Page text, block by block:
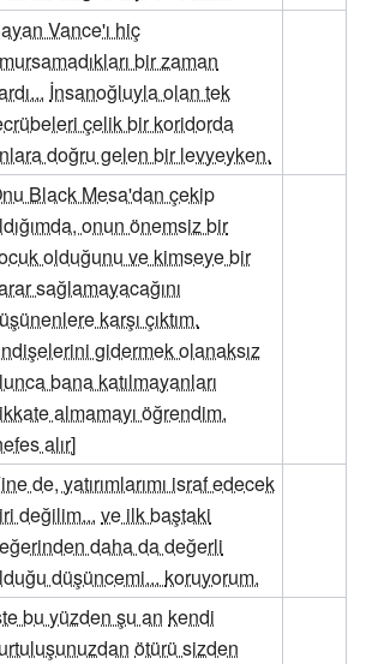
Vance'ı hiç
bir zaman
İnsanoğluyla olan tek
çelik bir koridorda
doğru gelen bir levyeyken.
Black Mesa'dan çekip
onun önemsiz bir
olduğunu ve kimseye bir
sağlamayacağını
karşı çıktım.
gidermek olanaksız
bana katılmayanları
almamayı öğrendim.
alır]
de, yatırımlarımı israf edecek
değilim... ve ilk baştaki
daha da değerli
düşüncemi... koruyorum.
bu yüzden şu an kendi
ötürü sizden